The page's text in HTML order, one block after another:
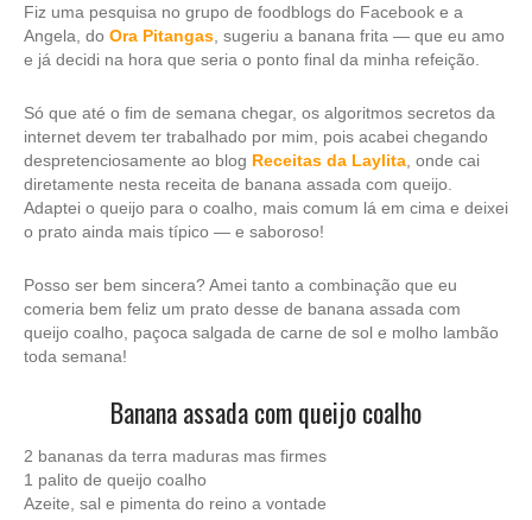
Fiz uma pesquisa no grupo de foodblogs do Facebook e a
Angela, do Ora Pitangas , sugeriu a banana frita — que eu amo
e já decidi na hora que seria o ponto final da minha refeição.
Só que até o fim de semana chegar, os algoritmos secretos da
internet devem ter trabalhado por mim, pois acabei chegando
despretenciosamente ao blog Receitas da Laylita , onde cai
diretamente nesta receita de banana assada com queijo.
Adaptei o queijo para o coalho, mais comum lá em cima e deixei
o prato ainda mais típico — e saboroso!
Posso ser bem sincera? Amei tanto a combinação que eu
comeria bem feliz um prato desse de banana assada com
queijo coalho, paçoca salgada de carne de sol e molho lambão
toda semana!
Banana assada com queijo coalho
2 bananas da terra maduras mas firmes
1 palito de queijo coalho
Azeite, sal e pimenta do reino a vontade